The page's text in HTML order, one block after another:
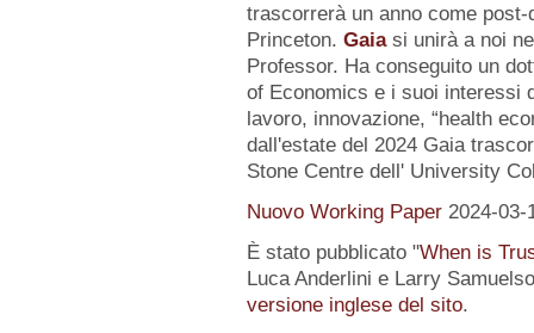
trascorrerà un anno come
Princeton. Gaiasi unirà a noi
Professor. Ha conseguito un
of Economics e i suoi interessi
lavoro, innovazione, “health
dall'estate del 2024 Gaia
Stone Centre dell' University
Nuovo Working Paper 2024-03-
È stato pubblicato "When is
Luca Anderlini e Larry
versione inglese del sito.